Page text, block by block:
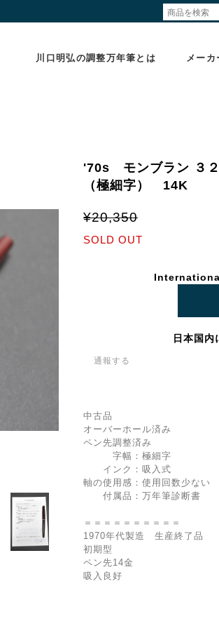
川口明弘の調整万年筆とは メーカ
'70s モンブラン ３
（極細字）
¥20,350
SOLD OUT
日本国内
通報する
中古品
オーバーホール済み
ペン先調整済み
字幅：極細字
インク：吸入式
軸の使用感：使用回数少ない
付属品：万年筆診断書
＝＝＝＝＝＝＝＝＝＝
1970年代製造 生産終了品
初期型
ペン先14金
吸入良好